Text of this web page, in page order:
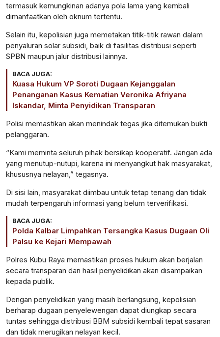
termasuk kemungkinan adanya pola lama yang kembali
dimanfaatkan oleh oknum tertentu.
Selain itu, kepolisian juga memetakan titik-titik rawan dalam
penyaluran solar subsidi, baik di fasilitas distribusi seperti
SPBN maupun jalur distribusi lainnya.
BACA JUGA:
Kuasa Hukum VP Soroti Dugaan Kejanggalan
Penanganan Kasus Kematian Veronika Afriyana
Iskandar, Minta Penyidikan Transparan
Polisi memastikan akan menindak tegas jika ditemukan bukti
pelanggaran.
“Kami meminta seluruh pihak bersikap kooperatif. Jangan ada
yang menutup-nutupi, karena ini menyangkut hak masyarakat,
khususnya nelayan,” tegasnya.
Di sisi lain, masyarakat diimbau untuk tetap tenang dan tidak
mudah terpengaruh informasi yang belum terverifikasi.
BACA JUGA:
Polda Kalbar Limpahkan Tersangka Kasus Dugaan Oli
Palsu ke Kejari Mempawah
Polres Kubu Raya memastikan proses hukum akan berjalan
secara transparan dan hasil penyelidikan akan disampaikan
kepada publik.
Dengan penyelidikan yang masih berlangsung, kepolisian
berharap dugaan penyelewengan dapat diungkap secara
tuntas sehingga distribusi BBM subsidi kembali tepat sasaran
dan tidak merugikan nelayan kecil.